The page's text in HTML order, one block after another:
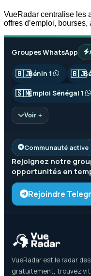
VueRadar centralise les
offres d’emploi,
Groupes WhatsApp
🇧🇯Bénin 1 🇧🇯
🇸🇳Emploi Sénégal 1
Voir +
Communauté active
Rejoignez notre
opportunités en
Rejoindre
VueRadar est le radar
gratuitement, trouvez